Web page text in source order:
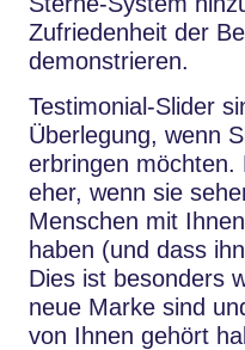
Zufriedenheit der
demonstrieren.
Testimonial-Slider
Überlegung, wenn
erbringen möchten.
eher, wenn sie
Menschen mit
haben (und dass
Dies ist besonders
neue Marke sind
von Ihnen gehört